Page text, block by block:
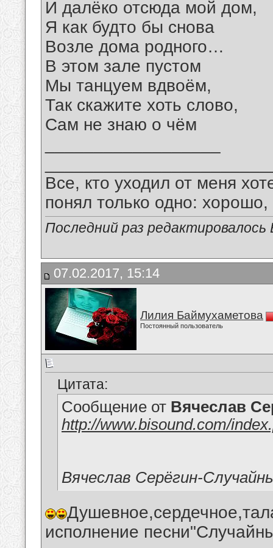
И далёко отсюда мой дом,
Я как будто бы снова
Возле дома родного…
В этом зале пустом
Мы танцуем вдвоём,
Так скажите хоть слово,
Сам не знаю о чём
Все, кто уходил от меня
понял только одно:
Последний раз
07.02.2017, 15:14
Лилия Баймухаметова
Постоянный пользователь
Цитата:
Сообщение от Вячеслав
http://www.bisound.com/
Вячеслав Серёгин-
исполнение